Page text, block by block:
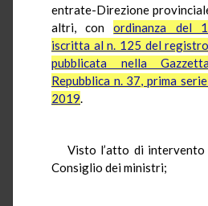
entrate-Direzione
altri, conordinanza del
iscritta al n. 125 del
pubblicata nella
Repubblica n. 37, prima
2019.
Visto l’atto di intervento
Consiglio dei ministri;